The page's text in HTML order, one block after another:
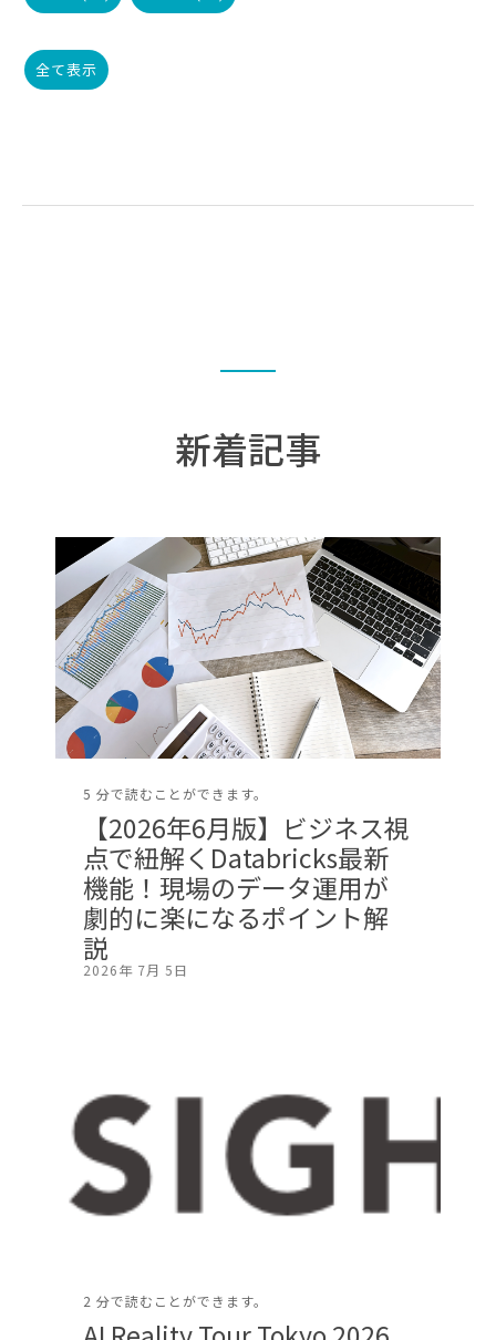
全て表示
新着記事
5 分で読むことができます。
【2026年6月版】ビジネス視
点で紐解くDatabricks最新
機能！現場のデータ運用が
劇的に楽になるポイント解
説
2026年 7月 5日
2 分で読むことができます。